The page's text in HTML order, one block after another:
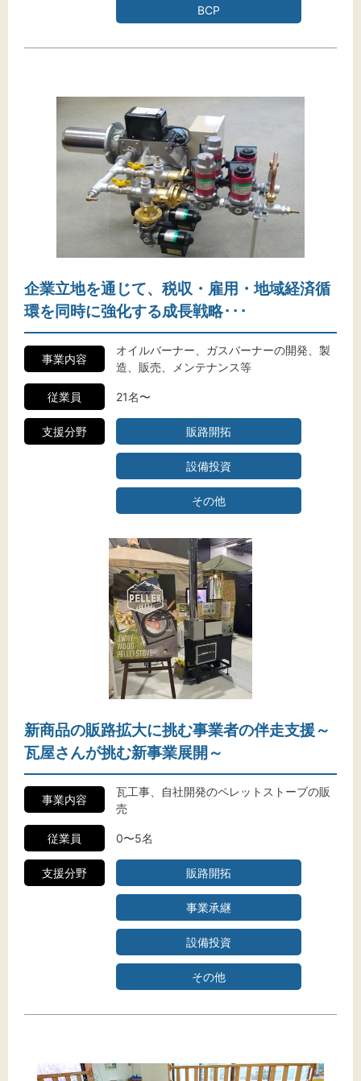
BCP
企業立地を通じて、税収・雇用・地域経済循
環を同時に強化する成長戦略･･･
事業内容
オイルバーナー、ガスバーナーの開発、製
造、販売、メンテナンス等
従業員 21名〜
支援分野 販路開拓
設備投資
その他
新商品の販路拡大に挑む事業者の伴走支援～
瓦屋さんが挑む新事業展開～
事業内容
瓦工事、自社開発のペレットストーブの販
売
従業員 0〜5名
支援分野 販路開拓
事業承継
設備投資
その他